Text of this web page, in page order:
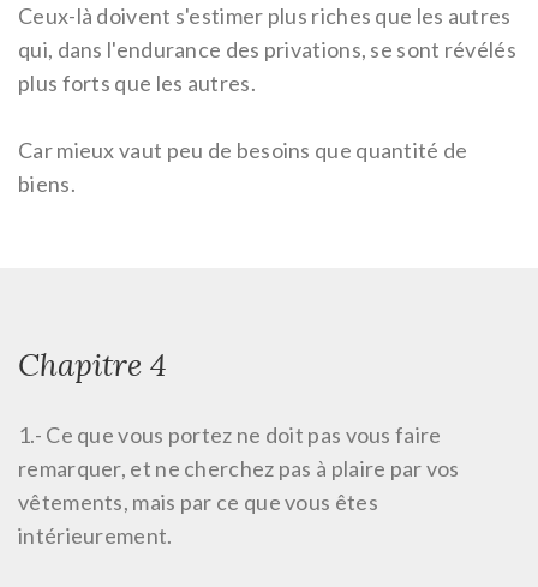
Ceux-là doivent s'estimer plus riches que les autres
qui, dans l'endurance des privations, se sont révélés
plus forts que les autres.
Car mieux vaut peu de besoins que quantité de
biens.
Chapitre 4
1.- Ce que vous portez ne doit pas vous faire
remarquer, et ne cherchez pas à plaire par vos
vêtements, mais par ce que vous êtes
intérieurement.